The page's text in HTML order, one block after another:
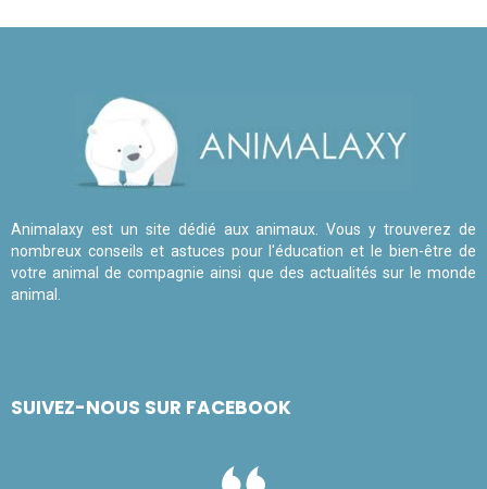
Animalaxy est un site dédié aux animaux. Vous y trouverez de
nombreux conseils et astuces pour l'éducation et le bien-être de
votre animal de compagnie ainsi que des actualités sur le monde
animal.
SUIVEZ-NOUS SUR FACEBOOK